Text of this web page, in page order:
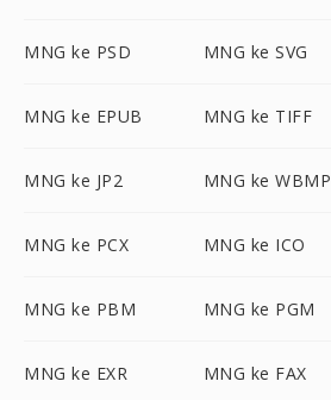
MNG ke PSD MNG ke SVG
MNG ke EPUB MNG ke TIFF
MNG ke JP2 MNG ke WBMP
MNG ke PCX MNG ke ICO
MNG ke PBM MNG ke PGM
MNG ke EXR MNG ke FAX